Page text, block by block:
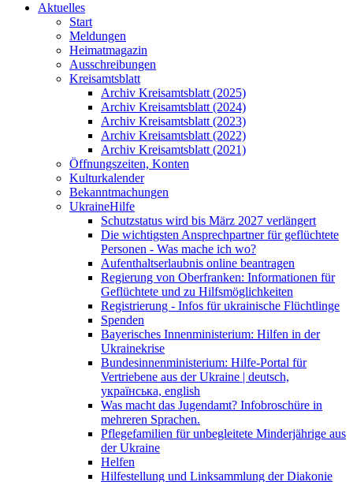
Aktuelles
Start
Meldungen
Heimatmagazin
Ausschreibungen
Kreisamtsblatt
Archiv Kreisamtsblatt (2025)
Archiv Kreisamtsblatt (2024)
Archiv Kreisamtsblatt (2023)
Archiv Kreisamtsblatt (2022)
Archiv Kreisamtsblatt (2021)
Öffnungszeiten, Konten
Kulturkalender
Bekanntmachungen
UkraineHilfe
Schutzstatus wird bis März 2027 verlängert
Die wichtigsten Ansprechpartner für geflüchtete
Personen - Was mache ich wo?
Aufenthaltserlaubnis online beantragen
Regierung von Oberfranken: Informationen für
Geflüchtete und zu Hilfsmöglichkeiten
Registrierung - Infos für ukrainische Flüchtlinge
Spenden
Bayerisches Innenministerium: Hilfen in der
Ukrainekrise
Bundesinnenministerium: Hilfe-Portal für
Vertriebene aus der Ukraine | deutsch,
українська, english
Was macht das Jugendamt? Infobroschüre in
mehreren Sprachen.
Pflegefamilien für unbegleitete Minderjährige aus
der Ukraine
Helfen
Hilfestellung und Linksammlung der Diakonie